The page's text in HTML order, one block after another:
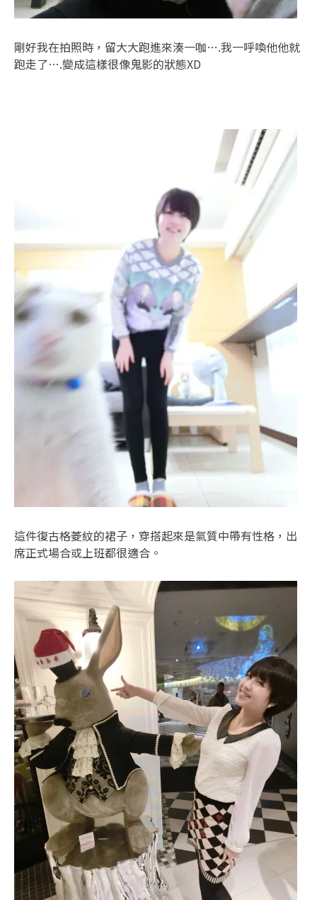
剛好我在拍照時，留大大跑進來湊一咖….我一呼喚他他就
跑走了….變成這樣很像鬼影的狀態XD
這件復古格菱紋的裙子，穿搭起來是氣質中帶有性格，出
席正式場合或上班都很適合。